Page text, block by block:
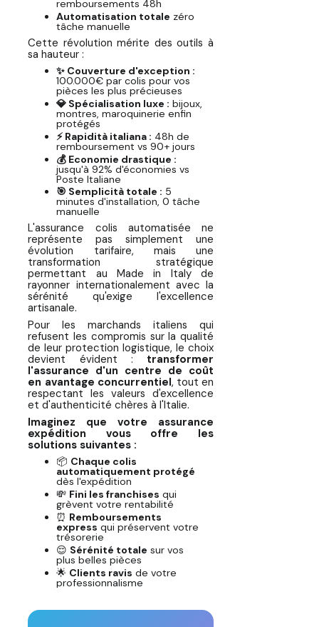
remboursements 48h
Automatisation totale zéro
tâche manuelle
Cette révolution mérite des outils à
sa hauteur :
✨ Couverture d'exception :
100.000€ par colis pour vos
pièces les plus précieuses
💎 Spécialisation luxe : bijoux,
montres, maroquinerie enfin
protégés
⚡ Rapidità italiana : 48h de
remboursement vs 90+ jours
💰 Economie drastique :
jusqu'à 92% d'économies vs
Poste Italiane
🎯 Semplicità totale : 5
minutes d'installation, 0 tâche
manuelle
L'assurance colis automatisée ne
représente pas simplement une
évolution tarifaire, mais une
transformation stratégique
permettant au Made in Italy de
rayonner internationalement avec la
sérénité qu'exige l'excellence
artisanale.
Pour les marchands italiens qui
refusent les compromis sur la qualité
de leur protection logistique, le choix
devient évident : transformer
l'assurance d'un centre de coût
en avantage concurrentiel, tout en
respectant les valeurs d'excellence
et d'authenticité chères à l'Italie.
Imaginez que votre assurance
expédition vous offre les
solutions suivantes :
📦 Chaque colis
automatiquement protégé
dès l'expédition
💸 Fini les franchises qui
grèvent votre rentabilité
⏰ Remboursements
express qui préservent votre
trésorerie
😌 Sérénité totale sur vos
plus belles pièces
🌟 Clients ravis de votre
professionnalisme